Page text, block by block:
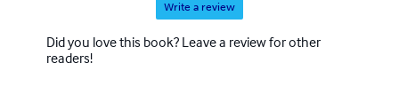
Write a review
Did you love this book? Leave a review for other
readers!